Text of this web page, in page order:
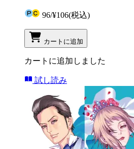
96/¥106(税込)
カートに追加
カートに追加しました
試し読み